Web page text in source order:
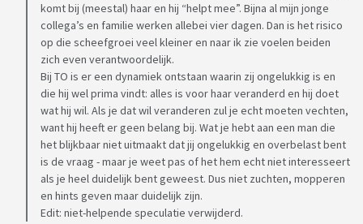
komt bij (meestal) haar en hij “helpt mee”. Bijna al mijn jonge
collega’s en familie werken allebei vier dagen. Dan is het risico
op die scheefgroei veel kleiner en naar ik zie voelen beiden
zich even verantwoordelijk.
Bij TO is er een dynamiek ontstaan waarin zij ongelukkig is en
die hij wel prima vindt: alles is voor haar veranderd en hij doet
wat hij wil. Als je dat wil veranderen zul je echt moeten vechten,
want hij heeft er geen belang bij. Wat je hebt aan een man die
het blijkbaar niet uitmaakt dat jij ongelukkig en overbelast bent
is de vraag - maar je weet pas of het hem echt niet interesseert
als je heel duidelijk bent geweest. Dus niet zuchten, mopperen
en hints geven maar duidelijk zijn.
Edit: niet-helpende speculatie verwijderd.